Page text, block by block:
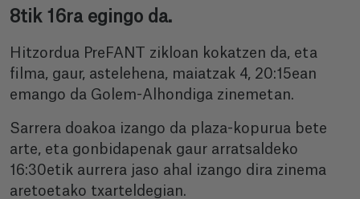
8tik 16ra egingo da.
Hitzordua PreFANT zikloan kokatzen da, eta
filma, gaur, astelehena, maiatzak 4, 20:15ean
emango da Golem-Alhondiga zinemetan.
Sarrera doakoa izango da plaza-kopurua bete
arte, eta gonbidapenak gaur arratsaldeko
16:30etik aurrera jaso ahal izango dira zinema
aretoetako txarteldegian.